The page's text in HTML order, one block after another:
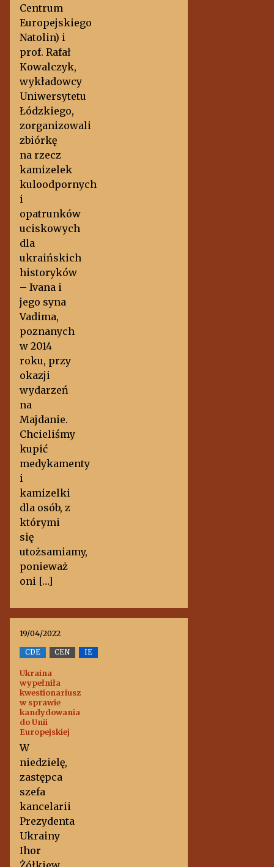
Centrum
Europejskiego
Natolin) i
prof. Rafał
Kowalczyk,
wykładowcy
Uniwersytetu
Łódzkiego,
zorganizowali
zbiórkę
na rzecz
kamizelek
kuloodpornych
i
opatrunków
uciskowych
dla
ukraińskich
historyków
– Ivana i
jego syna
Vadima,
poznanych
w 2014
roku, przy
okazji
wydarzeń
na
Majdanie.
Chcieliśmy
kupić
medykamenty
i
kamizelki
dla osób, z
którymi
się
utożsamiamy,
ponieważ
oni […]
19/04/2022
CDE CEN IE
Ukraina
wypełniła
kwestionariusz
w sprawie
kandydowania
do Unii
Europejskiej
W
niedzielę,
zastępca
szefa
kancelarii
Prezydenta
Ukrainy
Ihor